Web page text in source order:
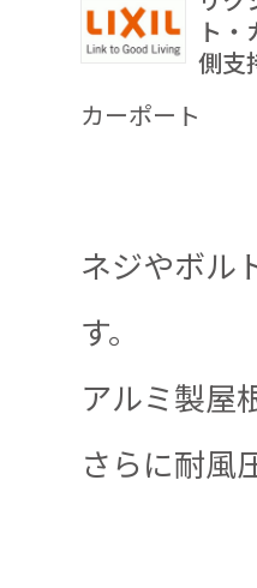
ト
側支
カーポート
ネジやボル
す。
アルミ製屋
さらに耐風